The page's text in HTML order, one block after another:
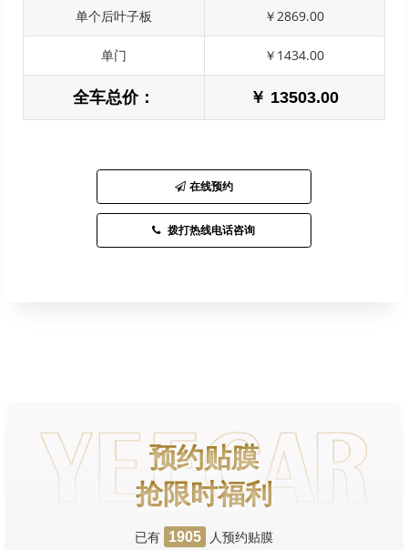
单个后叶子板 ￥2869.00
单门 ￥1434.00
全车总价： ￥ 13503.00
在线预约
拨打热线电话咨询
预约贴膜
抢限时福利
已有 1905 人预约贴膜